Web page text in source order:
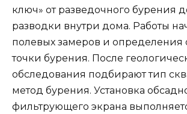
ключ» от разведочного бурения
разводки внутри дома. Работы
полевых замеров и определения
точки бурения. После
обследования подбирают тип
метод бурения. Установка
фильтрующего экрана